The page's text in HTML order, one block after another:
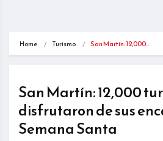
Home Turismo San Martín: 12,000…
San Martín: 12,000
disfrutaron de sus
Semana Santa